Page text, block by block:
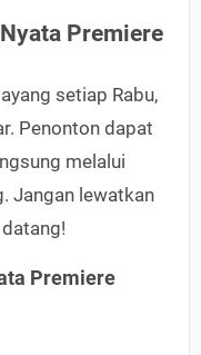
Premiere
setiap Rabu,
Penonton dapat
melalui
Jangan lewatkan
Premiere